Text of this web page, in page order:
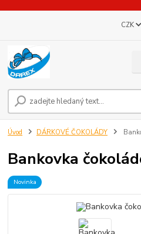
CZK
Úvod DÁRKOVÉ ČOKOLÁDY
Bankovka
Novinka